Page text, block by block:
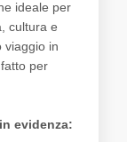
ideale per
cultura e
viaggio in
per
evidenza: